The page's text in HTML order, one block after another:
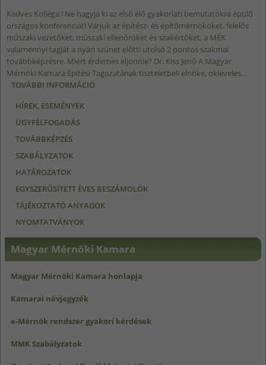
Kedves Kolléga ! Ne hagyja ki az első élő gyakorlati bemutatókra épülő
országos konferenciát! Várjuk az építész- és építőmérnököket, felelős
műszaki vezetőket, műszaki ellenőröket és szakértőket, a MÉK
valamennyi tagját a nyári szünet előtti utolsó 2 pontos szakmai
továbbképzésre. Miért érdemes eljönnie? Dr. Kiss Jenő A Magyar
Mérnöki Kamara Építési Tagozatának tiszteletbeli elnöke, okleveles...
TOVÁBBI INFORMÁCIÓ
HÍREK, ESEMÉNYEK
ÜGYFÉLFOGADÁS
TOVÁBBKÉPZÉS
SZABÁLYZATOK
HATÁROZATOK
EGYSZERŰSÍTETT ÉVES BESZÁMOLÓK
TÁJÉKOZTATÓ ANYAGOK
NYOMTATVÁNYOK
Magyar Mérnöki Kamara
Magyar Mérnöki Kamara honlapja
Kamarai névjegyzék
e-Mérnök rendszer gyakori kérdések
MMK Szabályzatok